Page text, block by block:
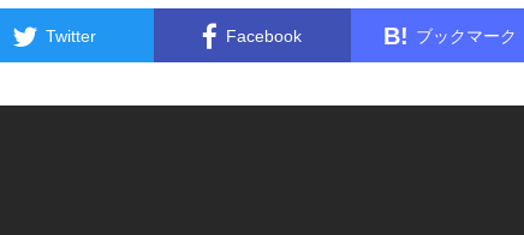
Twitter Facebook B! ブックマーク